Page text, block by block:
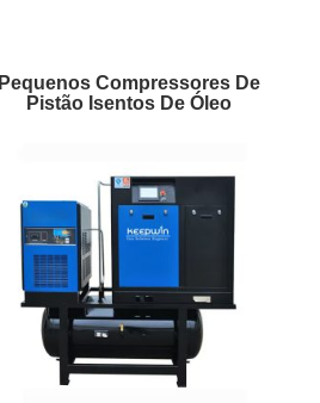
Pequenos Compressores De
Pistão Isentos De Óleo